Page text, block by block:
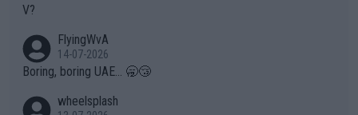
V?
FlyingWvA
14-07-2026
Boring, boring UAE... 🥱😴
wheelsplash